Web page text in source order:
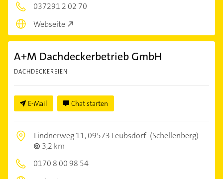
037291 2 02 70
Webseite
A+M Dachdeckerbetrieb GmbH
DACHDECKEREIEN
E-Mail Chat starten
Lindnerweg 11,09573 Leubsdorf (Schellenberg)
3,2 km
0170 8 00 98 54